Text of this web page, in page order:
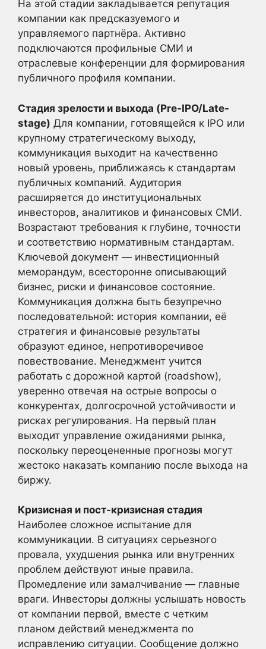
На этой стадии закладывается репутация
компании как предсказуемого и
управляемого партнёра. Активно
подключаются профильные СМИ и
отраслевые конференции для формирования
публичного профиля компании.
Стадия зрелости и выхода (Pre-IPO/Late-
stage) Для компании, готовящейся к IPO или
крупному стратегическому выходу,
коммуникация выходит на качественно
новый уровень, приближаясь к стандартам
публичных компаний. Аудитория
расширяется до институциональных
инвесторов, аналитиков и финансовых СМИ.
Возрастают требования к глубине, точности
и соответствию нормативным стандартам.
Ключевой документ — инвестиционный
меморандум, всесторонне описывающий
бизнес, риски и финансовое состояние.
Коммуникация должна быть безупречно
последовательной: история компании, её
стратегия и финансовые результаты
образуют единое, непротиворечивое
повествование. Менеджмент учится
работать с дорожной картой (roadshow),
уверенно отвечая на острые вопросы о
конкурентах, долгосрочной устойчивости и
рисках регулирования. На первый план
выходит управление ожиданиями рынка,
поскольку переоцененные прогнозы могут
жестоко наказать компанию после выхода на
биржу.
Кризисная и пост-кризисная стадия
Наиболее сложное испытание для
коммуникации. В ситуациях серьезного
провала, ухудшения рынка или внутренних
проблем действуют иные правила.
Промедление или замалчивание — главные
враги. Инвесторы должны услышать новость
от компании первой, вместе с четким
планом действий менеджмента по
исправлению ситуации. Сообщение должно